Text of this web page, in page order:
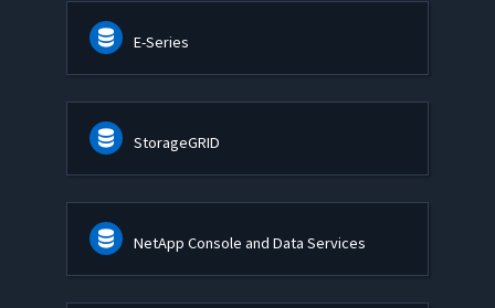
E-Series
StorageGRID
NetApp Console and Data Services